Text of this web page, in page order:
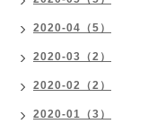
2020-04（5）
2020-03（2）
2020-02（2）
2020-01（3）